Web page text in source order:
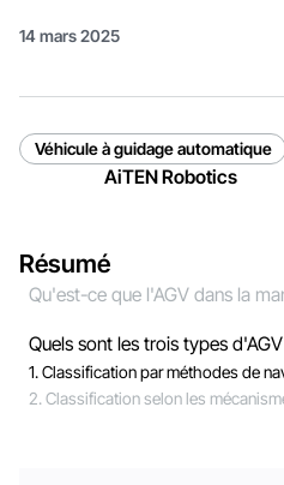
14 mars 2025
Véhicule à guidage automatique
AiTEN Robotics
Résumé
Qu'est-ce que l'AGV dans la
Quels sont les trois types
1. Classification par méthodes de
2. Classification selon les